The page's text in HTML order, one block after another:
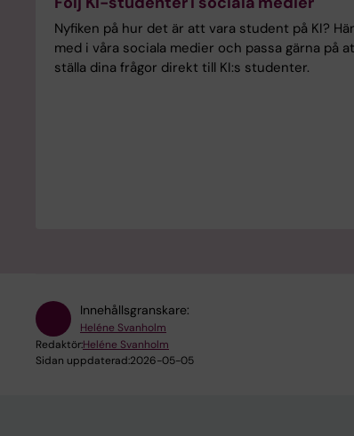
Nyfiken på hur det är att vara student på KI?
med i våra sociala medier och passa gärna på
ställa dina frågor direkt till KI:s studenter.
Innehållsgranskare:
Heléne Svanholm
Redaktör:Heléne Svanholm
Sidan uppdaterad:2026-05-05